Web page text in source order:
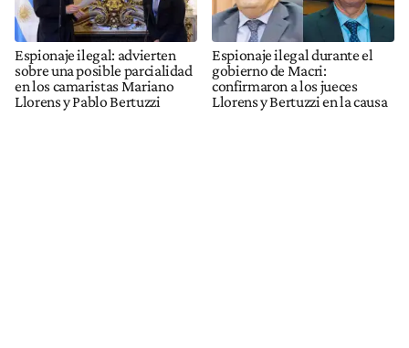
Espionaje ilegal: advierten
sobre una posible parcialidad
en los camaristas Mariano
Llorens y Pablo Bertuzzi
Espionaje ilegal durante el
gobierno de Macri:
confirmaron a los jueces
Llorens y Bertuzzi en la causa